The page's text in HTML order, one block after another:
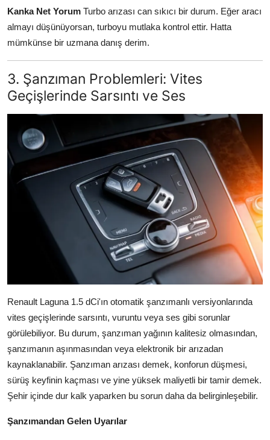
Kanka Net Yorum Turbo arızası can sıkıcı bir durum. Eğer aracı
almayı düşünüyorsan, turboyu mutlaka kontrol ettir. Hatta
mümkünse bir uzmana danış derim.
3. Şanzıman Problemleri: Vites
Geçişlerinde Sarsıntı ve Ses
Renault Laguna 1.5 dCi'ın otomatik şanzımanlı versiyonlarında
vites geçişlerinde sarsıntı, vuruntu veya ses gibi sorunlar
görülebiliyor. Bu durum, şanzıman yağının kalitesiz olmasından,
şanzımanın aşınmasından veya elektronik bir arızadan
kaynaklanabilir. Şanzıman arızası demek, konforun düşmesi,
sürüş keyfinin kaçması ve yine yüksek maliyetli bir tamir demek.
Şehir içinde dur kalk yaparken bu sorun daha da belirginleşebilir.
Şanzımandan Gelen Uyarılar